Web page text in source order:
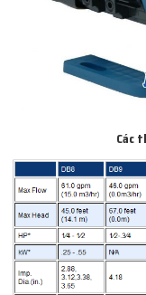
Các